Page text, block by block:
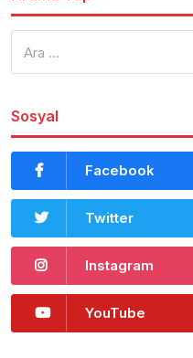
Sosyal
Facebook
Twitter
Instagram
YouTube